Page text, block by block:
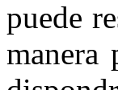
puede
manera